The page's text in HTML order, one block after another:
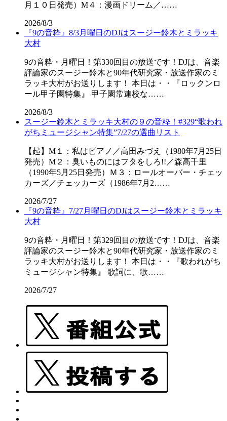
月１０日発売）M４：漫画ドリーム／……
2026/8/3
『9の音粋』8/3月曜日のDJはスージー鈴木とミラッキ
大村
9の音粋・月曜日！第330回目の放送です！DJは、音楽
評論家のスージー鈴木と90年代研究家・放送作家のミ
ラッキ大村がお送りします！ 本日は・・『ロックンロ
ール甲子園特集』 甲子園常連校な……
2026/8/3
スージー鈴木とミラッキ大村の９の音粋！#329“歌われ
がちミュージシャン特集”7/27の選曲リスト
【起】M１：私はピアノ／高田みづえ（1980年7月25日
発売）M２：臭いものにはフタをしろ!!／森高千里
（1990年5月25日発売）Ｍ３：ロールオーバー・チェッ
カーズ／チェッカーズ（1986年7月2……
2026/7/27
『9の音粋』7/27月曜日のDJはスージー鈴木とミラッキ
大村
9の音粋・月曜日！第329回目の放送です！DJは、音楽
評論家のスージー鈴木と90年代研究家・放送作家のミ
ラッキ大村がお送りします！ 本日は・・『歌われがち
ミュージシャン特集』 歌詞に、歌……
2026/7/27